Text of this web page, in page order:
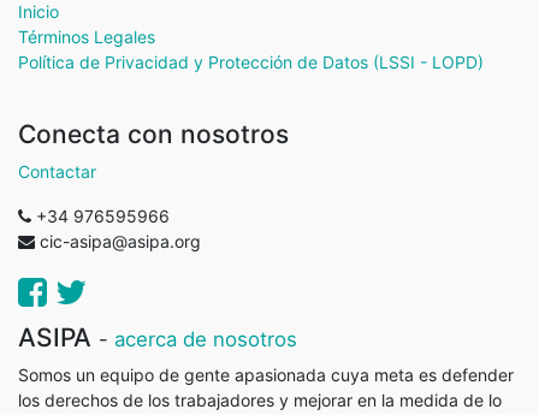
Inicio
Términos Legales
Política de Privacidad y Protección de Datos (LSSI - LOPD)
Conecta con nosotros
Contactar
+34 976595966
cic-asipa@asipa.org
ASIPA - acerca de nosotros
Somos un equipo de gente apasionada cuya meta es defender
los derechos de los trabajadores y mejorar en la medida de lo